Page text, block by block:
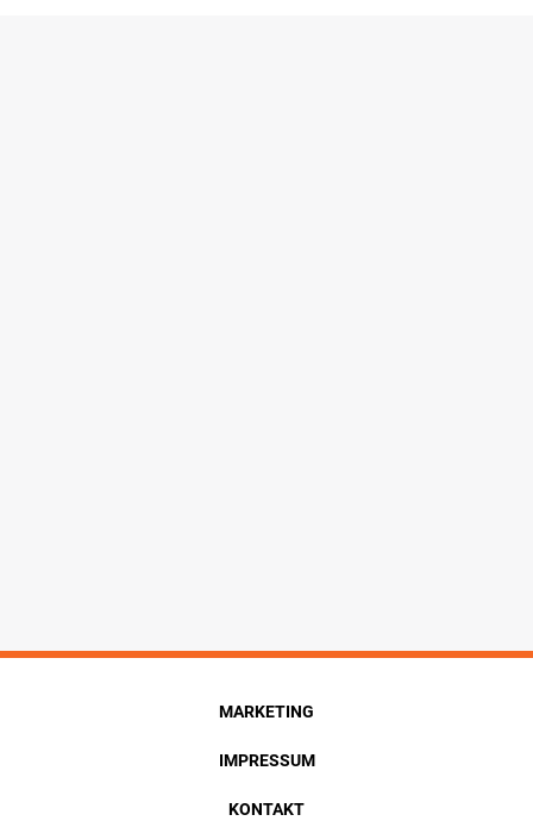
MARKETING
IMPRESSUM
KONTAKT